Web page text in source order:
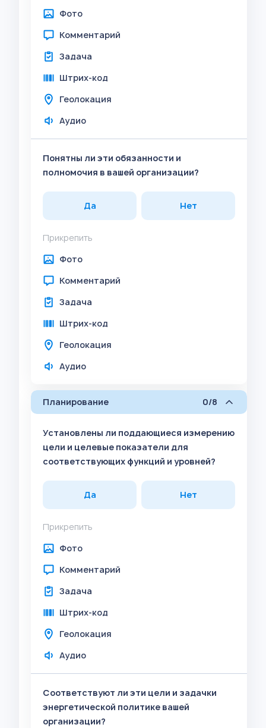
Фото
Комментарий
Задача
Штрих-код
Геолокация
Аудио
Понятны ли эти обязанности и
полномочия в вашей организации?
Да Нет
Прикрепить
Фото
Комментарий
Задача
Штрих-код
Геолокация
Аудио
Планирование 0/8
Установлены ли поддающиеся измерению
цели и целевые показатели для
соответствующих функций и уровней?
Да Нет
Прикрепить
Фото
Комментарий
Задача
Штрих-код
Геолокация
Аудио
Соответствуют ли эти цели и задачки
энергетической политике вашей
организации?